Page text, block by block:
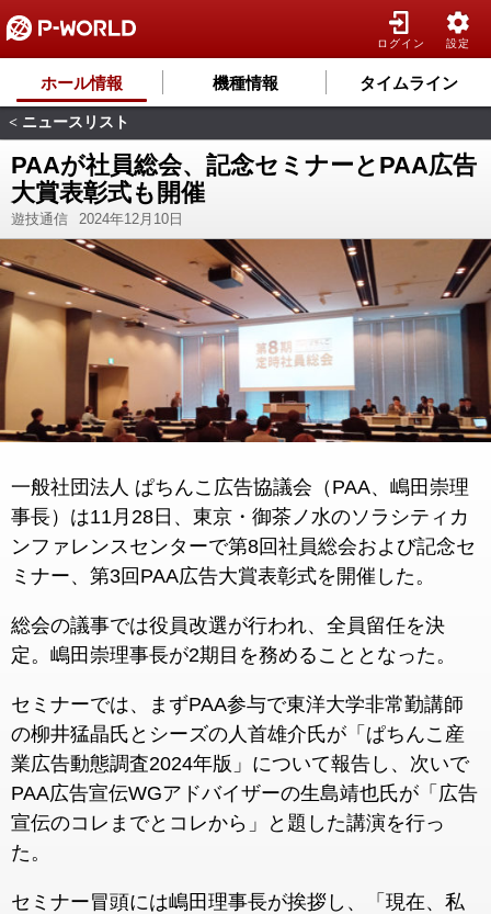
ログイン 設定
ホール情報 機種情報 タイムライン
< ニュースリスト
PAAが社員総会、記念セミナーとPAA広告
大賞表彰式も開催
遊技通信 2024年12月10日
一般社団法人 ぱちんこ広告協議会（PAA、嶋田崇理
事長）は11月28日、東京・御茶ノ水のソラシティカ
ンファレンスセンターで第8回社員総会および記念セ
ミナー、第3回PAA広告大賞表彰式を開催した。
総会の議事では役員改選が行われ、全員留任を決
定。嶋田崇理事長が2期目を務めることとなった。
セミナーでは、まずPAA参与で東洋大学非常勤講師
の柳井猛晶氏とシーズの人首雄介氏が「ぱちんこ産
業広告動態調査2024年版」について報告し、次いで
PAA広告宣伝WGアドバイザーの生島靖也氏が「広告
宣伝のコレまでとコレから」と題した講演を行っ
た。
セミナー冒頭には嶋田理事長が挨拶し、「現在、私